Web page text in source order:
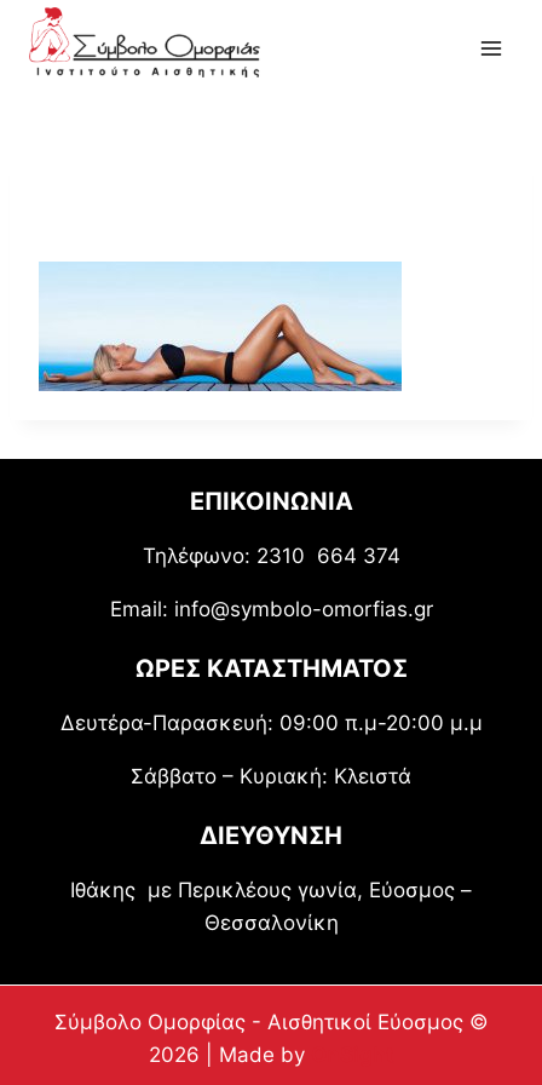
ΕΠΙΚΟΙΝΩΝΙΑ
Τηλέφωνο: 2310 664 374
Email: info@symbolo-omorfias.gr
ΩΡΕΣ ΚΑΤΑΣΤΗΜΑΤΟΣ
Δευτέρα-Παρασκευή: 09:00 π.μ-20:00 μ.μ
Σάββατο – Κυριακή: Κλειστά
ΔΙΕΥΘΥΝΣΗ
Ιθάκης με Περικλέους γωνία, Εύοσμος –
Θεσσαλονίκη
Σύμβολο Ομορφίας - Αισθητικοί Εύοσμος ©
2026 | Made by